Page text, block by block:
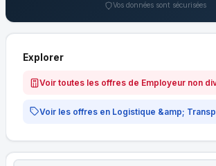
Vos données sont sécurisées
Explorer
Voir toutes les offres de Employeur non
Voir les offres en Logistique &amp;